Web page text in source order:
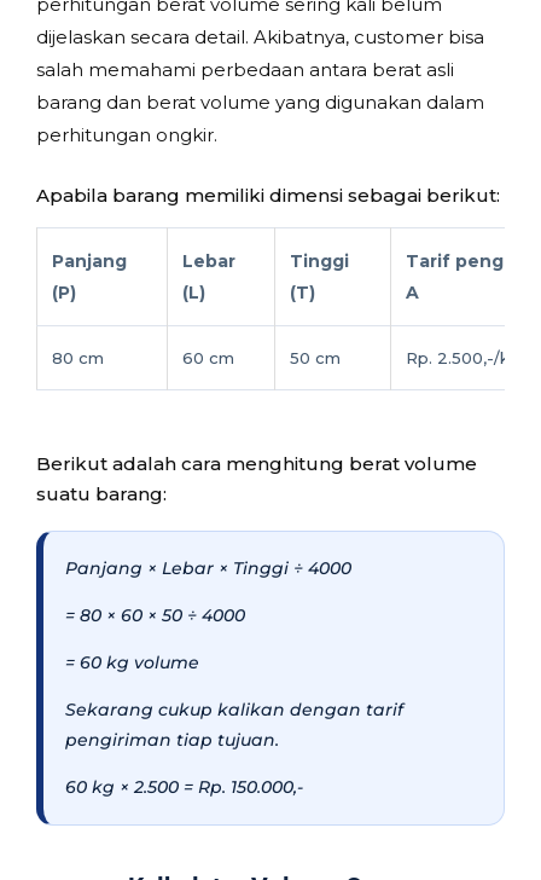
perhitungan berat volume sering kali belum
dijelaskan secara detail. Akibatnya, customer bisa
salah memahami perbedaan antara berat asli
barang dan berat volume yang digunakan dalam
perhitungan ongkir.
Apabila barang memiliki dimensi sebagai berikut:
Panjang
(P)
Lebar
(L)
Tinggi
(T)
Tarif
A
80 cm 60 cm 50 cm Rp. 2.500,-/kg
Berikut adalah cara menghitung berat volume
suatu barang:
Panjang × Lebar × Tinggi ÷ 4000
= 80 × 60 × 50 ÷ 4000
= 60 kg volume
Sekarang cukup kalikan dengan tarif
pengiriman tiap tujuan.
60 kg × 2.500 = Rp. 150.000,-